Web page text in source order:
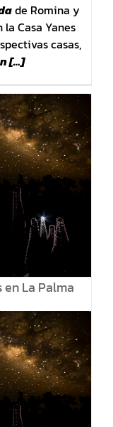
de Romina y
Casa Yanes
casas,
[…]
La Palma